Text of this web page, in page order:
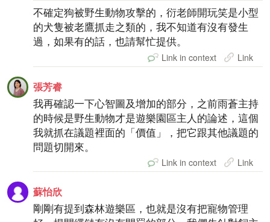
不確定狗被野生動物攻擊的，衍老師開玩笑是小型
的犬隻被老鷹抓走之類的，我不知道有沒有發生
過，如果有的話，也請幫忙提供。
Link in context Link
張芳睿
我再確認一下心智圖及增加的部分，之前雨蒼主持
的時候是野生動物才是遊樂園區主人的論述，這個
我就抓在議題裡面的「價值」，把它跟其他議題的
問題切開來。
Link in context Link
蘇怡欣
剛剛有提到森林遊樂區，也就是沒有把寵物管理